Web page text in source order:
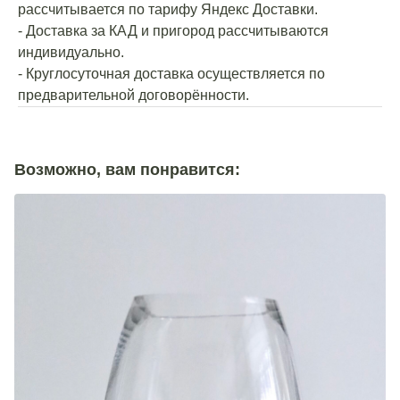
рассчитывается по тарифу Яндекс Доставки.
- Доставка за КАД и пригород рассчитываются
индивидуально.
- Круглосуточная доставка осуществляется по
предварительной договорённости.
Возможно, вам понравится: